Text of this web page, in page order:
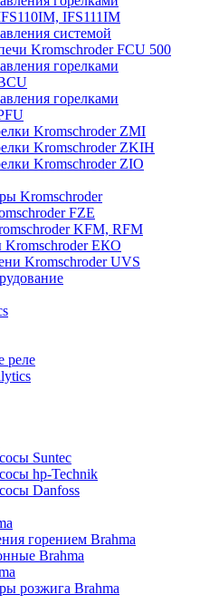
IFS111IM
системой
Kromschroder FCU 500
горелками
горелками
Kromschroder ZМI
Kromschroder ZKIH
Kromschroder ZIO
Kromschroder
FZE
KFM, RFM
Kromschroder ЕКО
Kromschroder UVS
реле
Suntec
hp-Technik
Danfoss
горением Brahma
Brahma
розжига Brahma